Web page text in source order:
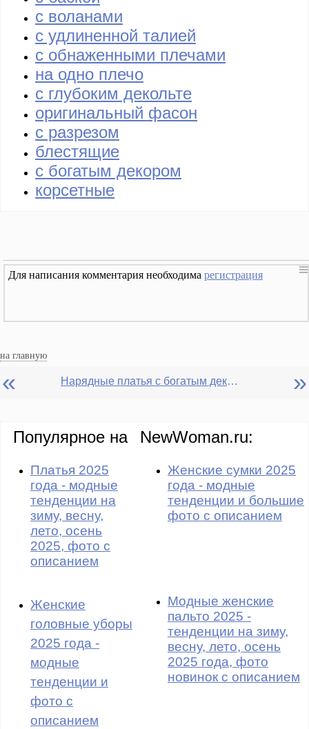
с воланами
с удлиненной талией
с обнаженными плечами
на одно плечо
с глубоким декольте
оригинальный фасон
с разрезом
блестящие
с богатым декором
корсетные
Для написания комментария необходима регистрация
на главную
« Нарядные платья с богатым декором - фото »
Популярное на NewWoman.ru:
Платья 2025
года - модные
тенденции на
зиму, весну,
лето, осень
2025, фото с
описанием
Женские сумки 2025
года - модные
тенденции и большие
фото с описанием
Женские
головные уборы
2025 года -
модные
тенденции и
фото с
описанием
Модные женские
пальто 2025 -
тенденции на зиму,
весну, лето, осень
2025 года, фото
новинок с описанием